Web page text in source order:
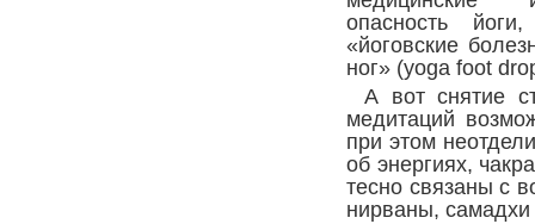
опасность
«йоговские
ног» (yoga foot
А вот снятие
медитаций
при этом
об энергиях,
тесно связаны с
нирваны, самадхи